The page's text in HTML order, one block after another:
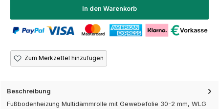
In den Warenkorb
Zum Merkzettel hinzufügen
Beschreibung
Fußbodenheizung Multidämmrolle mit Gewebefolie 30-2 mm, WLG